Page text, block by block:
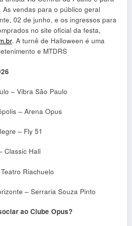
vendas para o público geral
02 de junho, e os ingressos para
no site oficial da festa,
. A turnê de Halloween é uma
e MTDRS
– Vibra São Paulo
– Arena Opus
– Fly 51
Classic Hall
Riachuelo
– Serraria Souza Pinto
ao Clube Opus?